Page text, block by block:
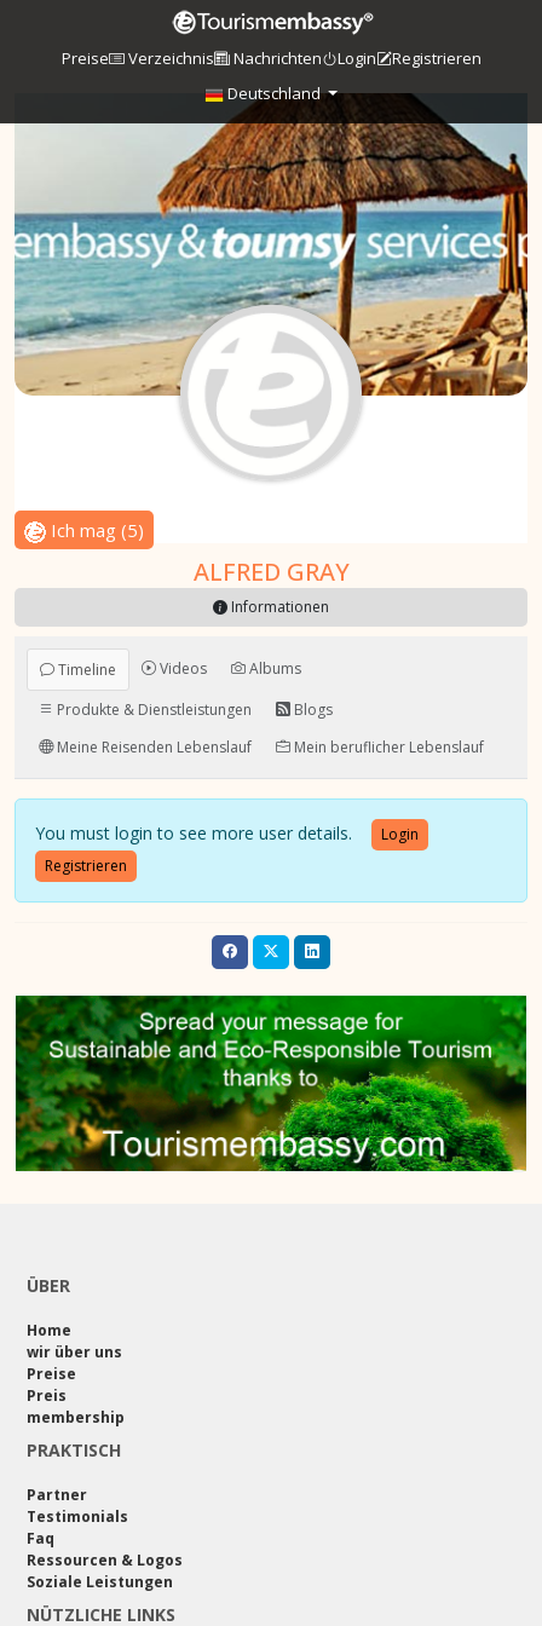
Preise Verzeichnis Nachrichten Login
Registrieren
Deutschland
Ich mag (5)
ALFRED GRAY
Informationen
Timeline Videos
Albums
Produkte & Dienstleistungen
Blogs
Meine Reisenden Lebenslauf
Mein beruflicher Lebenslauf
You must login to see more user details.
Login
Registrieren
ÜBER
Home
wir über uns
Preise
Preis
membership
PRAKTISCH
Partner
Testimonials
Faq
Ressourcen & Logos
Soziale Leistungen
NÜTZLICHE LINKS